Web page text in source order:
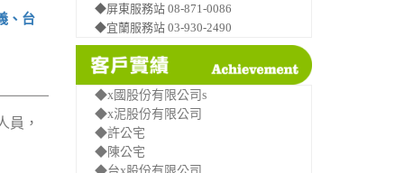
、台
員，
◆屏東服務站 08-871-0086
◆宜蘭服務站 03-930-2490
◆x國股份有限公司s
◆x泥股份有限公司
◆許公宅
◆陳公宅